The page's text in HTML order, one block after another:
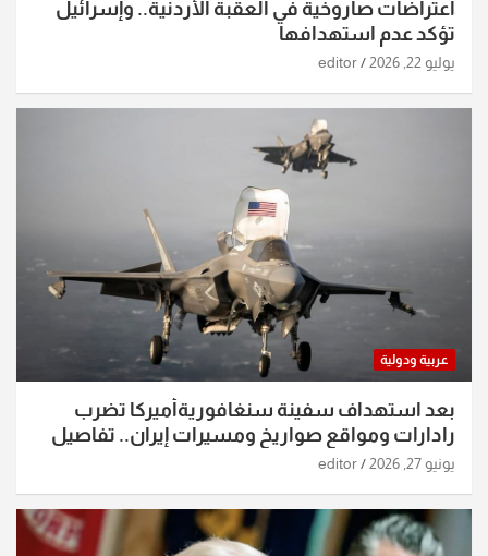
اعتراضات صاروخية في العقبة الأردنية.. وإسرائيل
تؤكد عدم استهدافها
يوليو 22, 2026 editor
عربية ودولية
بعد استهداف سفينة سنغافوريةأميركا تضرب
رادارات ومواقع صواريخ ومسيرات إيران.. تفاصيل
الساعات الماضية
يونيو 27, 2026 editor